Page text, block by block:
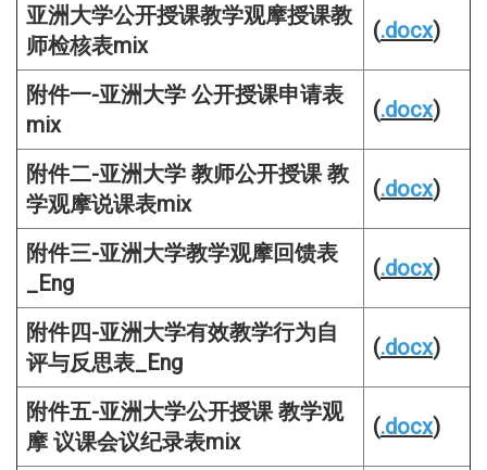
亚洲大学公开授课教学观摩授课教
师检核表mix
(.docx)
附件一-亚洲大学 公开授课申请表
mix
(.docx)
附件二-亚洲大学 教师公开授课 教
学观摩说课表mix
(.docx)
附件三-亚洲大学教学观摩回馈表
_Eng
(.docx)
附件四-亚洲大学有效教学行为自
评与反思表_Eng
(.docx)
附件五-亚洲大学公开授课 教学观
摩 议课会议纪录表mix
(.docx)